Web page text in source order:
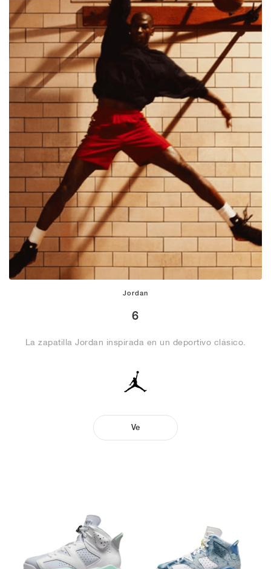
Jordan
6
La zapatilla Jordan inspirada en un deportivo clásico.
Ve